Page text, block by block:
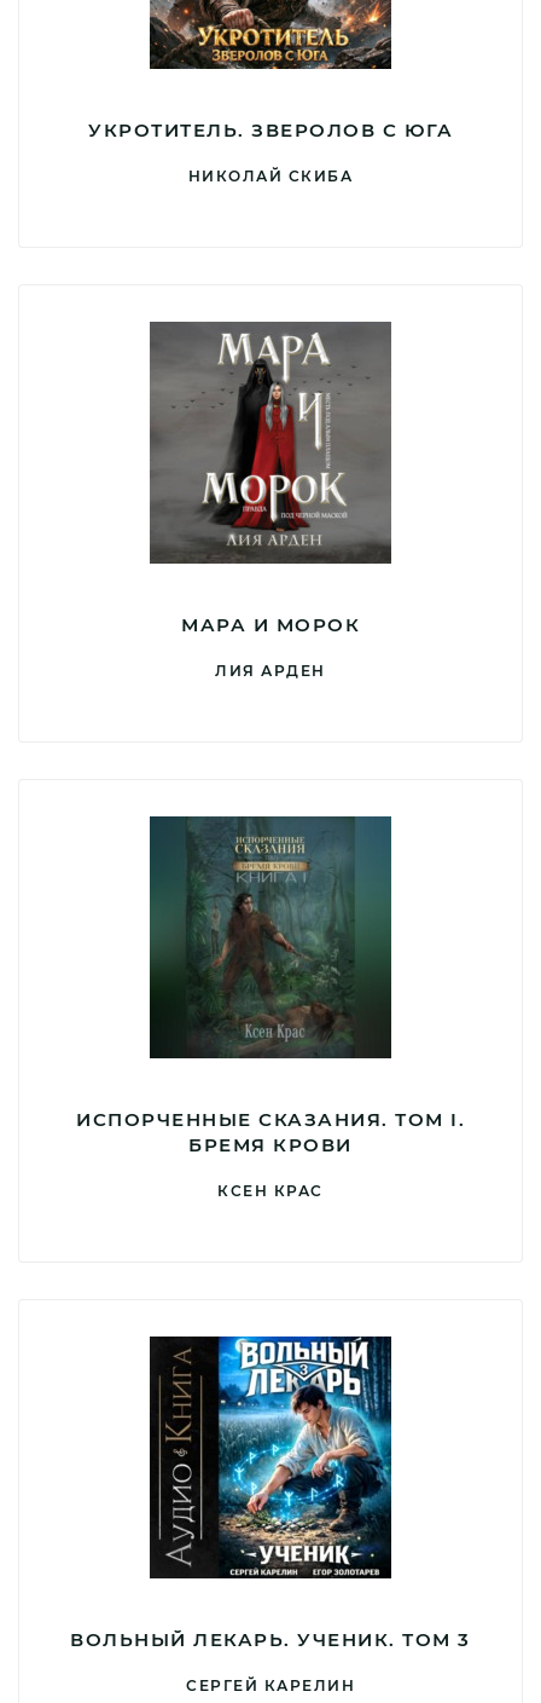
УКРОТИТЕЛЬ. ЗВЕРОЛОВ С ЮГА
НИКОЛАЙ СКИБА
МАРА И МОРОК
ЛИЯ АРДЕН
ИСПОРЧЕННЫЕ СКАЗАНИЯ. ТОМ I.
БРЕМЯ КРОВИ
КСЕН КРАС
ВОЛЬНЫЙ ЛЕКАРЬ. УЧЕНИК. ТОМ 3
СЕРГЕЙ КАРЕЛИН